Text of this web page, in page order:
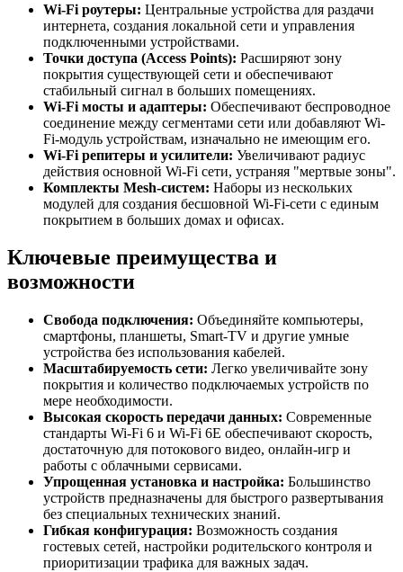
Wi-Fi роутеры: Центральные устройства для раздачи
интернета, создания локальной сети и управления
подключенными устройствами.
Точки доступа (Access Points): Расширяют зону
покрытия существующей сети и обеспечивают
стабильный сигнал в больших помещениях.
Wi-Fi мосты и адаптеры: Обеспечивают беспроводное
соединение между сегментами сети или добавляют Wi-
Fi-модуль устройствам, изначально не имеющим его.
Wi-Fi репитеры и усилители: Увеличивают радиус
действия основной Wi-Fi сети, устраняя "мертвые зоны".
Комплекты Mesh-систем: Наборы из нескольких
модулей для создания бесшовной Wi-Fi-сети с единым
покрытием в больших домах и офисах.
Ключевые преимущества и
возможности
Свобода подключения: Объединяйте компьютеры,
смартфоны, планшеты, Smart-TV и другие умные
устройства без использования кабелей.
Масштабируемость сети: Легко увеличивайте зону
покрытия и количество подключаемых устройств по
мере необходимости.
Высокая скорость передачи данных: Современные
стандарты Wi-Fi 6 и Wi-Fi 6E обеспечивают скорость,
достаточную для потокового видео, онлайн-игр и
работы с облачными сервисами.
Упрощенная установка и настройка: Большинство
устройств предназначены для быстрого развертывания
без специальных технических знаний.
Гибкая конфигурация: Возможность создания
гостевых сетей, настройки родительского контроля и
приоритизации трафика для важных задач.